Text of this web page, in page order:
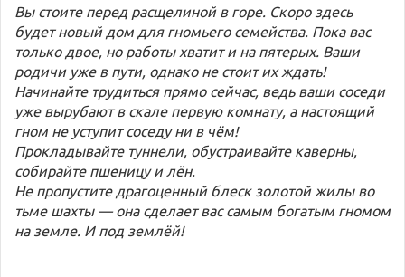
Вы стоите перед расщелиной в горе. Скоро здесь
будет новый дом для гномьего семейства. Пока вас
только двое, но работы хватит и на пятерых. Ваши
родичи уже в пути, однако не стоит их ждать!
Начинайте трудиться прямо сейчас, ведь ваши соседи
уже вырубают в скале первую комнату, а настоящий
гном не уступит соседу ни в чём!
Прокладывайте туннели, обустраивайте каверны,
собирайте пшеницу и лён.
Не пропустите драгоценный блеск золотой жилы во
тьме шахты — она сделает вас самым богатым гномом
на земле. И под землёй!